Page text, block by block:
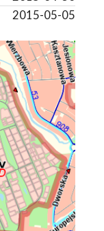
2015-05-05